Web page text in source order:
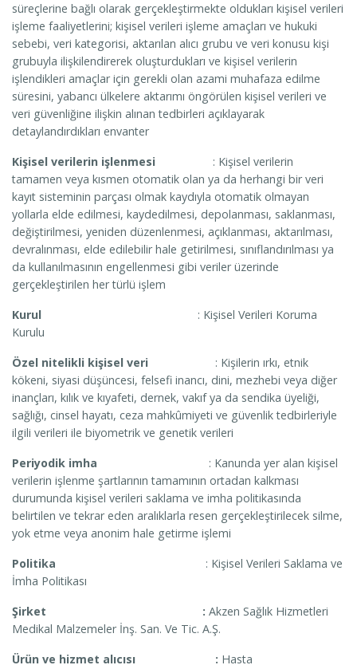
süreçlerine bağlı olarak gerçekleştirmekte oldukları kişisel verileri
işleme faaliyetlerini; kişisel verileri işleme amaçları ve hukuki
sebebi, veri kategorisi, aktarılan alıcı grubu ve veri konusu kişi
grubuyla ilişkilendirerek oluşturdukları ve kişisel verilerin
işlendikleri amaçlar için gerekli olan azami muhafaza edilme
süresini, yabancı ülkelere aktarımı öngörülen kişisel verileri ve
veri güvenliğine ilişkin alınan tedbirleri açıklayarak
detaylandırdıkları envanter
Kişisel verilerin işlenmesi : Kişisel verilerin
tamamen veya kısmen otomatik olan ya da herhangi bir veri
kayıt sisteminin parçası olmak kaydıyla otomatik olmayan
yollarla elde edilmesi, kaydedilmesi, depolanması, saklanması,
değiştirilmesi, yeniden düzenlenmesi, açıklanması, aktarılması,
devralınması, elde edilebilir hale getirilmesi, sınıflandırılması ya
da kullanılmasının engellenmesi gibi veriler üzerinde
gerçekleştirilen her türlü işlem
Kurul : Kişisel Verileri Koruma
Kurulu
Özel nitelikli kişisel veri : Kişilerin ırkı, etnik
kökeni, siyasi düşüncesi, felsefi inancı, dini, mezhebi veya diğer
inançları, kılık ve kıyafeti, dernek, vakıf ya da sendika üyeliği,
sağlığı, cinsel hayatı, ceza mahkûmiyeti ve güvenlik tedbirleriyle
ilgili verileri ile biyometrik ve genetik verileri
Periyodik imha : Kanunda yer alan kişisel
verilerin işlenme şartlarının tamamının ortadan kalkması
durumunda kişisel verileri saklama ve imha politikasında
belirtilen ve tekrar eden aralıklarla resen gerçekleştirilecek silme,
yok etme veya anonim hale getirme işlemi
Politika
: Kişisel Verileri Saklama ve
İmha Politikası
Şirket : Akzen Sağlık Hizmetleri
Medikal Malzemeler İnş. San. Ve Tic. A.Ş.
Ürün ve hizmet alıcısı : Hasta